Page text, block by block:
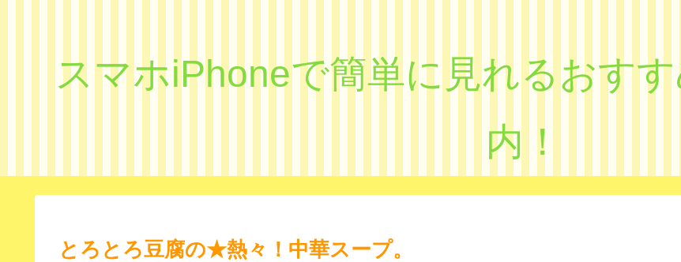
スマホiPhoneで簡単に見れるおす
内！
とろとろ豆腐の★熱々！中華スープ。